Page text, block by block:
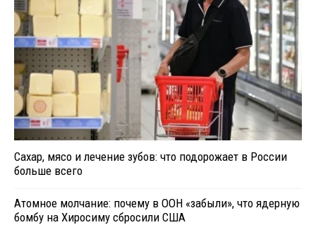
Сахар, мясо и лечение зубов: что подорожает в России
больше всего
Атомное молчание: почему в ООН «забыли», что ядерную
бомбу на Хиросиму сбросили США